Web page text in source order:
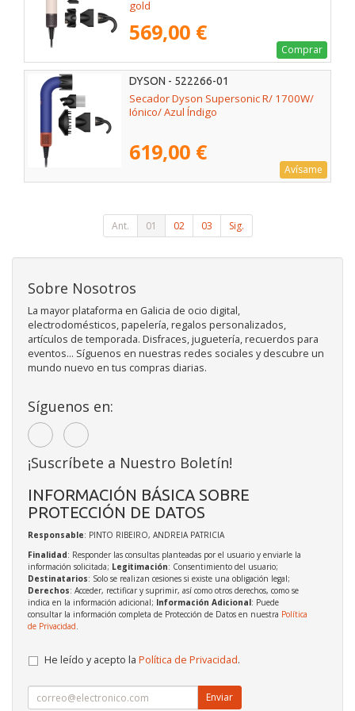
gold
569,00 €
Comprar
DYSON - 522266-01
Secador Dyson Supersonic R/ 1700W/
Iónico/ Azul Índigo
619,00 €
Avísame
Ant. 01 02 03 Sig.
Sobre Nosotros
La mayor plataforma en Galicia de ocio digital,
electrodomésticos, papelería, regalos personalizados,
artículos de temporada. Disfraces, juguetería, recuerdos para
eventos... Síguenos en nuestras redes sociales y descubre un
mundo nuevo en tus compras diarias.
Síguenos en:
¡Suscríbete a Nuestro Boletín!
INFORMACIÓN BÁSICA SOBRE
PROTECCIÓN DE DATOS
Responsable: PINTO RIBEIRO, ANDREIA PATRICIA
Finalidad: Responder las consultas planteadas por el usuario y enviarle la
información solicitada; Legitimación: Consentimiento del usuario;
Destinatarios: Solo se realizan cesiones si existe una obligación legal;
Derechos: Acceder, rectificar y suprimir, así como otros derechos, como se
indica en la información adicional; Información Adicional: Puede
consultar la información completa de Protección de Datos en nuestra Política
de Privacidad.
He leído y acepto la Política de Privacidad.
Enviar